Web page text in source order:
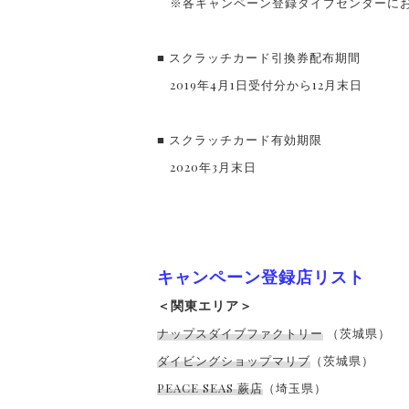
■ スクラッチカード引換券配布期間
2019年4月1日受付分から12月末日
■ スクラッチカード有効期限
2020年3月末日
キャンペーン登録店リスト
＜関東エリア＞
ナップスダイブファクトリー （茨城県）
ダイビングショップマリブ （茨城県）
PEACE SEAS 蕨店 （埼玉県）